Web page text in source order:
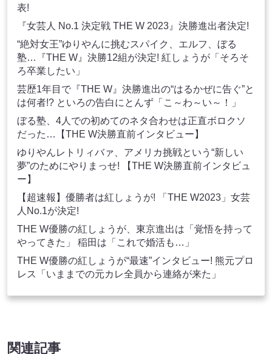
表!
『女芸人 No.1 決定戦 THE W 2023』決勝進出者決定!
“絶対女王”ゆりやんに挑むスパイク、エルフ、ぼる
塾…『THE W』決勝12組が決定! 紅しょうが「そろそ
ろ卒業したい」
芸歴1年目で『THE W』決勝進出の“はるかぜに告ぐ”と
は何者!? といろの告白にとんず「こ～わ～い～！」
ぼる塾、4人での初めてのネタ合わせは正直ボロクソ
だった…【THE W決勝直前インタビュー】
ゆりやんレトリィバァ、アメリカ挑戦という“新しい
夢”のためにやりまっせ! 【THE W決勝直前インタビュ
ー】
【超速報】優勝者は紅しょうが! 「THE W2023」女芸
人No.1が決定!
THE W優勝の紅しょうが、東京進出は「覚悟を持って
やってきた」 稲田は「これで婚活も…」
THE W優勝の紅しょうが“最速”インタビュー! 熊元プロ
レス「いままでの元カレ全員から連絡が来た」
関連記事